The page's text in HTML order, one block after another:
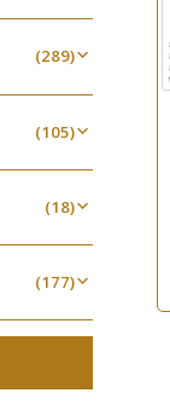
(9)
(2)
(4)
(1)
(18)
(20)
(11)
(102)
(27)
(4)
(12)
(2)
(19)
(289)
(20)
(41)
(35)
(20)
(16)
(146)
(105)
(8)
(8)
(27)
(15)
(8)
(18)
(18)
(177)
(30)